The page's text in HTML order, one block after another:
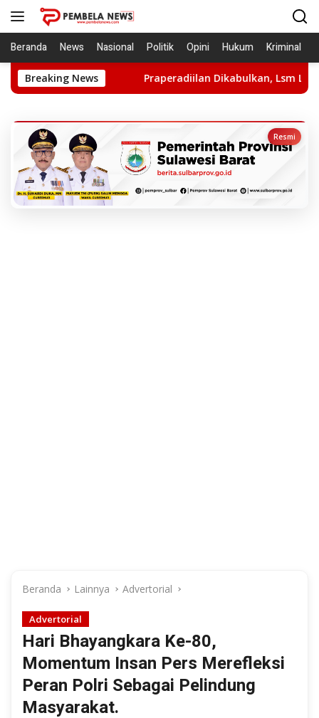
Langsung
Beranda News Nasional Politik Opini Hukum Kriminal
Breaking NewsPraperadiilan Dikabulkan, Lsm LIRA: Hentikan
Beranda Lainnya Advertorial
Advertorial
Hari Bhayangkara Ke-80,
Momentum Insan Pers Merefleksi
Peran Polri Sebagai Pelindung
Masyarakat.